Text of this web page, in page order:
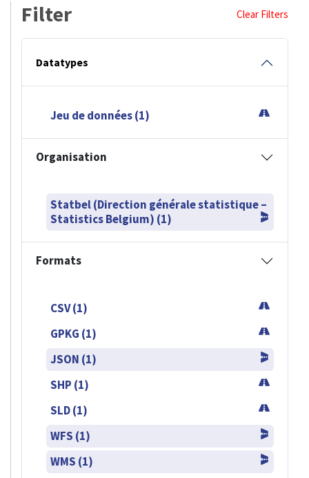
Filter Clear Filters
Datatypes
Jeu de données (1)
Organisation
Statbel (Direction générale statistique –
Statistics Belgium) (1)
Formats
CSV (1)
GPKG (1)
JSON (1)
SHP (1)
SLD (1)
WFS (1)
WMS (1)